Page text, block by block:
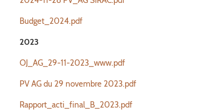
Budget_2024.pdf
2023
OJ_AG_29-11-2023_www.pdf
PV AG du 29 novembre 2023.pdf
Rapport_acti_final_B_2023.pdf